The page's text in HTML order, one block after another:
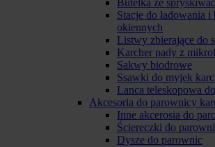
Butelka ze
Stacje do ładowania
okiennych
Listwy zbierające do
Karcher pady z
Sakwy biodrowe
Ssawki do myjek
Lanca teleskopowa
Akcesoria do parownicy
Inne akcerosia do
Ściereczki do
Dysze do parownic